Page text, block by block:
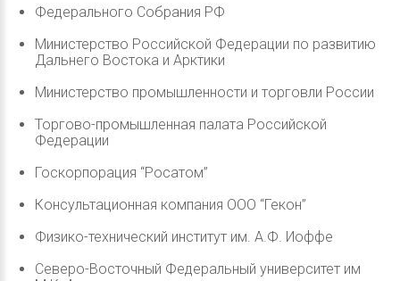
Федерального Собрания РФ
Министерство Российской Федерации по развитию
Дальнего Востока и Арктики
Министерство промышленности и торговли России
Торгово-промышленная палата Российской
Федерации
Госкорпорация “Росатом”
Консультационная компания ООО “Гекон”
Физико-технический институт им. А.Ф. Иоффе
Северо-Восточный Федеральный университет им